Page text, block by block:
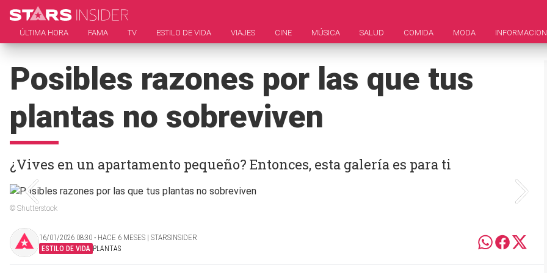
ÚLTIMA HORA FAMA TV ESTILO DE VIDA VIAJES CINE MÚSICA SALUD COMIDA MODA
Posibles razones por las que tus
plantas no sobreviven
¿Vives en un apartamento pequeño? Entonces, esta galería es para ti
© Shutterstock
16/01/2026 08:30 ‧ HACE 6 MESES | STARSINSIDER
ESTILO DE VIDA PLANTAS